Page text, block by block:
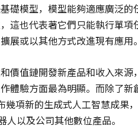
礎模型，模型能夠適應廣泛
這也代表著它們只能執行單
展或以其他方式改進現有應用。
價值鏈開發新產品和收入來
體驗方面最為明顯。而除了
項新的生成式人工智慧成果
以及公司其他數位產品。